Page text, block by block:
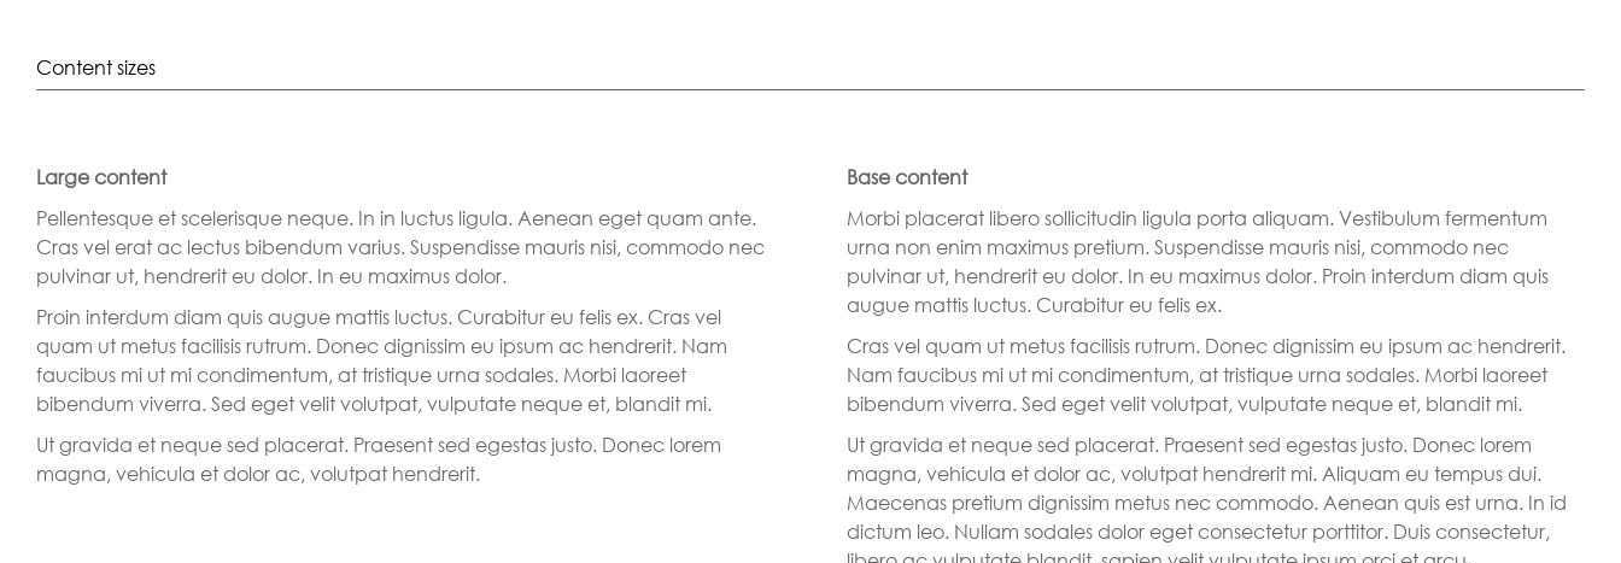
Content sizes
Large content
Pellentesque et scelerisque neque. In in luctus ligula. Aenean eget quam ante.
Cras vel erat ac lectus bibendum varius. Suspendisse mauris nisi, commodo nec
pulvinar ut, hendrerit eu dolor. In eu maximus dolor.
Proin interdum diam quis augue mattis luctus. Curabitur eu felis ex. Cras vel
quam ut metus facilisis rutrum. Donec dignissim eu ipsum ac hendrerit. Nam
faucibus mi ut mi condimentum, at tristique urna sodales. Morbi laoreet
bibendum viverra. Sed eget velit volutpat, vulputate neque et, blandit mi.
Ut gravida et neque sed placerat. Praesent sed egestas justo. Donec lorem
magna, vehicula et dolor ac, volutpat hendrerit.
Base content
Morbi placerat libero sollicitudin ligula porta aliquam. Vestibulum fermentum
urna non enim maximus pretium. Suspendisse mauris nisi, commodo nec
pulvinar ut, hendrerit eu dolor. In eu maximus dolor. Proin interdum diam quis
augue mattis luctus. Curabitur eu felis ex.
Cras vel quam ut metus facilisis rutrum. Donec dignissim eu ipsum ac hendrerit.
Nam faucibus mi ut mi condimentum, at tristique urna sodales. Morbi laoreet
bibendum viverra. Sed eget velit volutpat, vulputate neque et, blandit mi.
Ut gravida et neque sed placerat. Praesent sed egestas justo. Donec lorem
magna, vehicula et dolor ac, volutpat hendrerit mi. Aliquam eu tempus dui.
Maecenas pretium dignissim metus nec commodo. Aenean quis est urna. In id
dictum leo. Nullam sodales dolor eget consectetur porttitor. Duis consectetur,